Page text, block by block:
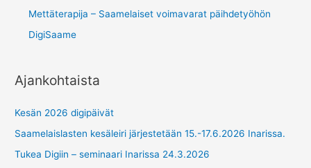
Mettäterapija – Saamelaiset voimavarat päihdetyöhön
DigiSaame
Ajankohtaista
Kesän 2026 digipäivät
Saamelaislasten kesäleiri järjestetään 15.-17.6.2026 Inarissa.
Tukea Digiin – seminaari Inarissa 24.3.2026